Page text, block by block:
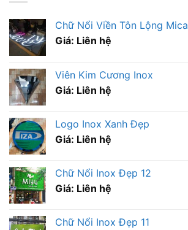
Chữ Nổi Viền Tôn Lộng Mica
Giá: Liên hệ
Viên Kim Cương Inox
Giá: Liên hệ
Logo Inox Xanh Đẹp
Giá: Liên hệ
Chữ Nổi Inox Đẹp 12
Giá: Liên hệ
Chữ Nổi Inox Đẹp 11